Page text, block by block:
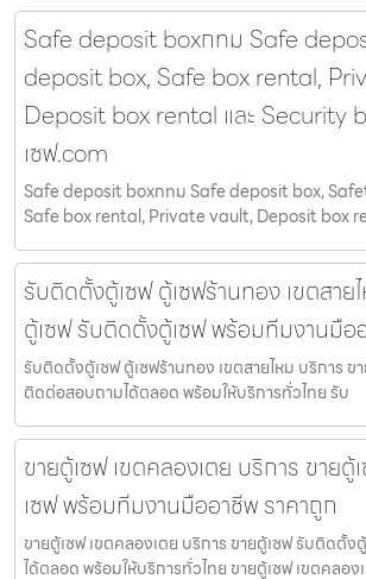
Safe deposit boxกทม Safe
deposit box, Safe box rental,
Deposit box rental และ Security
เซฟ.com
Safe deposit boxกทม Safe deposit box,
Safe box rental, Private vault, Deposit box
รับติดตั้งตู้เซฟ ตู้เซฟร้านทอง เขตสาย
ตู้เซฟ รับติดตั้งตู้เซฟ พร้อมทีมงานมือ
รับติดตั้งตู้เซฟ ตู้เซฟร้านทอง เขตสายไหม บริการ
ติดต่อสอบถามได้ตลอด พร้อมให้บริการทั่วไทย รับ
ขายตู้เซฟ เขตคลองเตย บริการ ขาย
เซฟ พร้อมทีมงานมืออาชีพ ราคาถูก
ขายตู้เซฟ เขตคลองเตย บริการ ขายตู้เซฟ รับติดตั้
ได้ตลอด พร้อมให้บริการทั่วไทย ขายตู้เซฟ เขตคลอง